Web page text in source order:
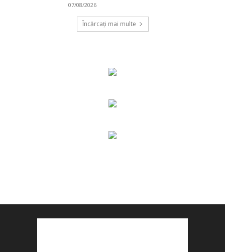
07/08/2026
Încărcați mai multe